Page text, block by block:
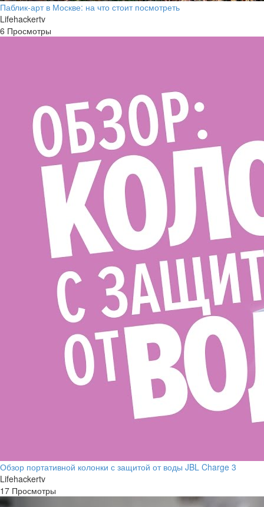
Паблик-арт в Москве: на что стоит посмотреть
Lifehackertv
6 Просмотры
Обзор портативной колонки с защитой от воды JBL Charge 3
Lifehackertv
17 Просмотры